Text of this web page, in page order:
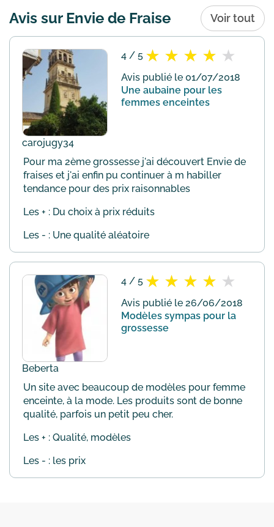
Avis sur Envie de Fraise Voir tout
carojugy34
4 / 5
Avis publié le 01/07/2018
Une aubaine pour les
femmes enceintes
Pour ma 2ème grossesse j'ai découvert Envie de
fraises et j'ai enfin pu continuer à m habiller
tendance pour des prix raisonnables
Les + : Du choix à prix réduits
Les - : Une qualité aléatoire
Beberta
4 / 5
Avis publié le 26/06/2018
Modèles sympas pour la
grossesse
Un site avec beaucoup de modèles pour femme
enceinte, à la mode. Les produits sont de bonne
qualité, parfois un petit peu cher.
Les + : Qualité, modèles
Les - : les prix